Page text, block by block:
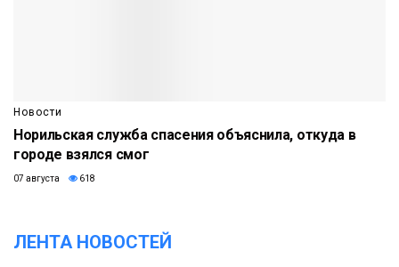
Новости
Норильская служба спасения объяснила, откуда в
городе взялся смог
07 августа 618
ЛЕНТА НОВОСТЕЙ